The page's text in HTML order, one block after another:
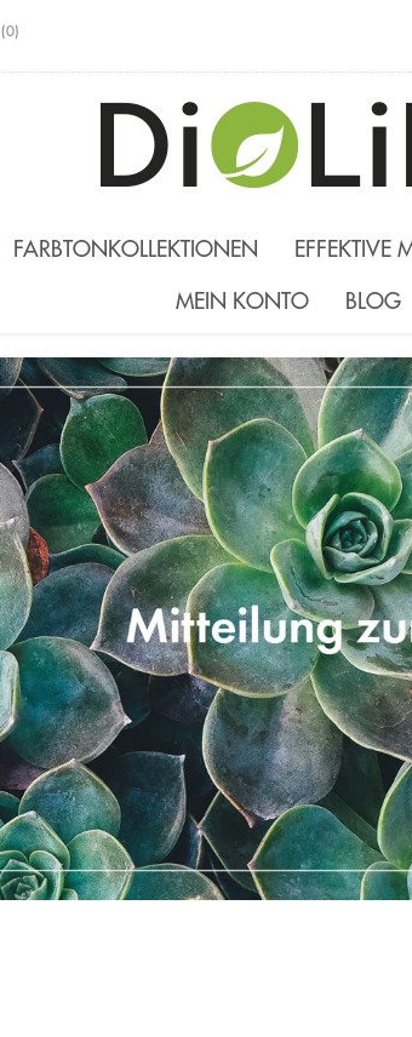
(0)
FARBTONKOLLEKTIONEN EFFEKTIVE
MEIN KONTO
BLOG